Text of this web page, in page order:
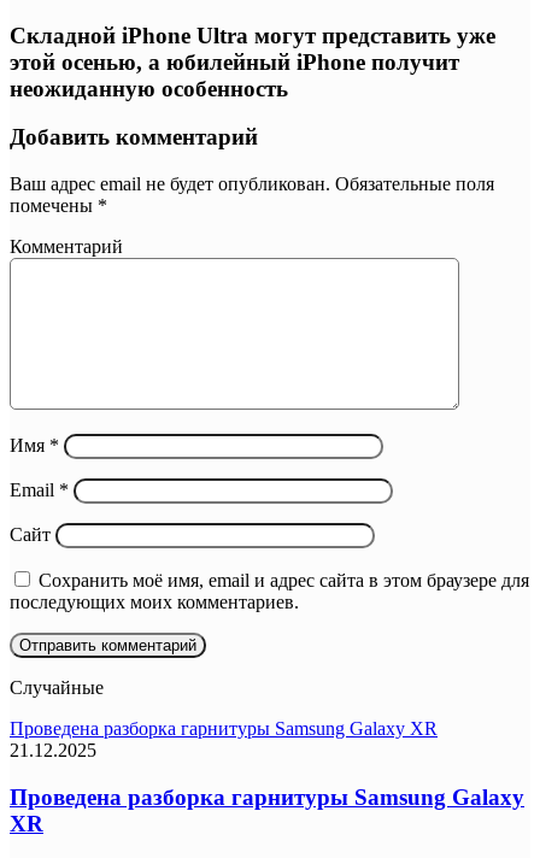
Складной iPhone Ultra могут представить уже
этой осенью, а юбилейный iPhone получит
неожиданную особенность
Добавить комментарий
Ваш адрес email не будет опубликован. Обязательные поля
помечены *
Комментарий
Имя *
Email *
Сайт
Сохранить моё имя, email и адрес сайта в этом браузере для
последующих моих комментариев.
Случайные
Проведена разборка гарнитуры Samsung Galaxy XR
21.12.2025
Проведена разборка гарнитуры Samsung Galaxy
XR